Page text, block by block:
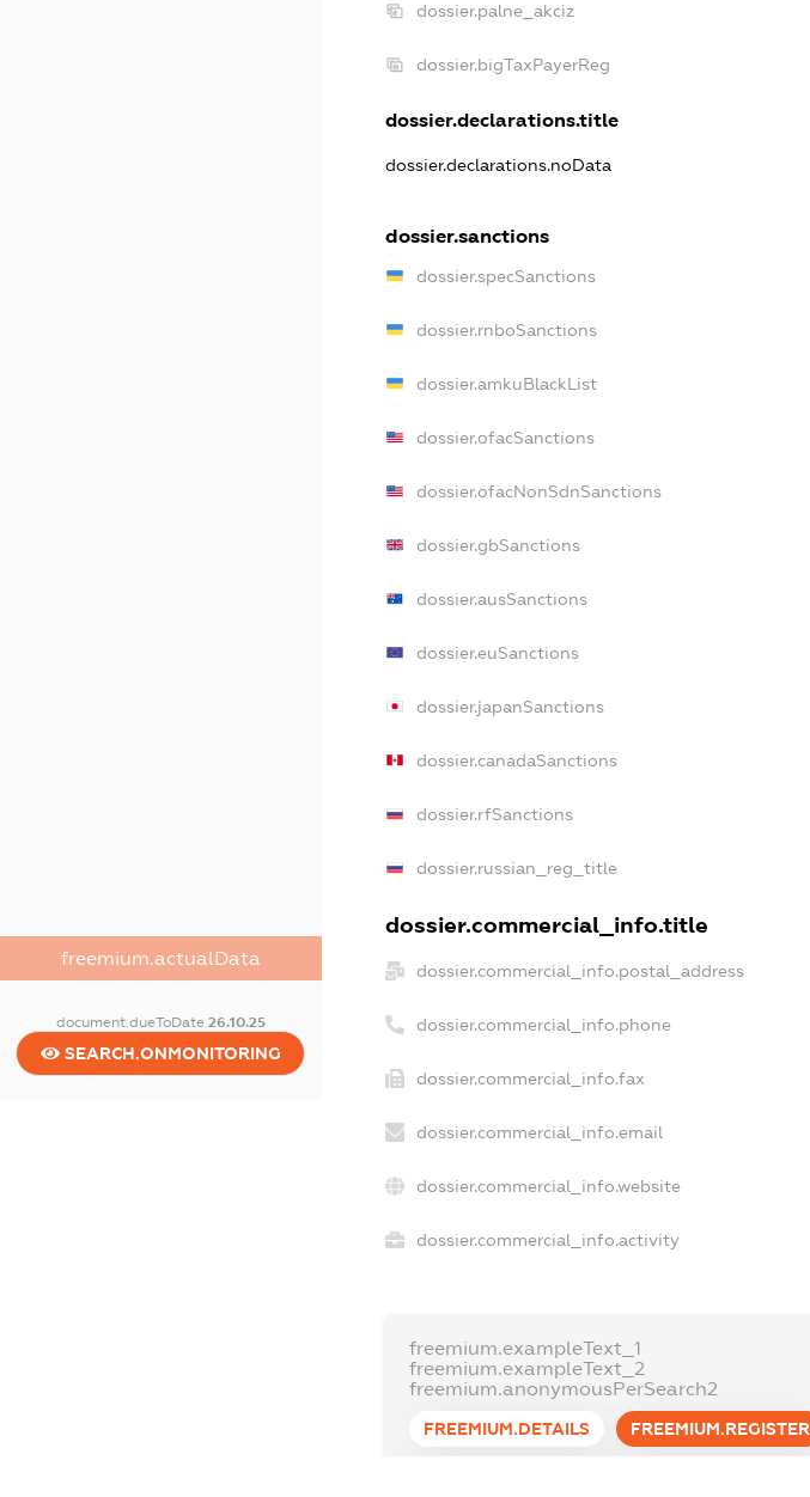
freemium.actualData
document.dueToDate 26.10.25
SEARCH.ONMONITORING
dossier.palne_akciz
dossier.bigTaxPayerReg
dossier.declarations.title
dossier.declarations.noData
dossier.sanctions
dossier.specSanctions
dossier.rnboSanctions
dossier.amkuBlackList
dossier.ofacSanctions
dossier.ofacNonSdnSanctions
dossier.gbSanctions
dossier.ausSanctions
dossier.euSanctions
dossier.japanSanctions
dossier.canadaSanctions
dossier.rfSanctions
dossier.russian_reg_title
dossier.commercial_info.title
dossier.commercial_info.postal_address
dossier.commercial_info.phone
dossier.commercial_info.fax
dossier.commercial_info.email
dossier.commercial_info.website
dossier.commercial_info.activity
freemium.exampleText_1
freemium.exampleText_2
freemium.anonymousPerSearch2
FREEMIUM.DETAILS FREEMIUM.REGISTER